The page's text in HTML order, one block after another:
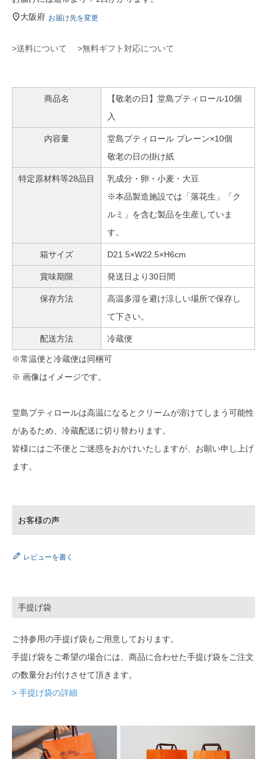
大阪府 お届け先を変更
>送料について >無料ギフト対応について
商品名
【敬老の日】堂島プティロール10個
入
内容量
堂島プティロール プレーン×10個
敬老の日の掛け紙
特定原材料等28品目
乳成分・卵・小麦・大豆
※本品製造施設では「落花生」「ク
ルミ」を含む製品を生産していま
す。
箱サイズ D21.5×W22.5×H6cm
賞味期限 発送日より30日間
保存方法
高温多湿を避け涼しい場所で保存し
て下さい。
配送方法 冷蔵便
※常温便と冷蔵便は同梱可
※ 画像はイメージです。
堂島プティロールは高温になるとクリームが溶けてしまう可能性
があるため、冷蔵配送に切り替わります。
皆様にはご不便とご迷惑をおかけいたしますが、お願い申し上げ
ます。
レビューを書く
手提げ袋
ご持参用の手提げ袋もご用意しております。
手提げ袋をご希望の場合には、商品に合わせた手提げ袋をご注文
の数量分お付けさせて頂きます。
> 手提げ袋の詳細